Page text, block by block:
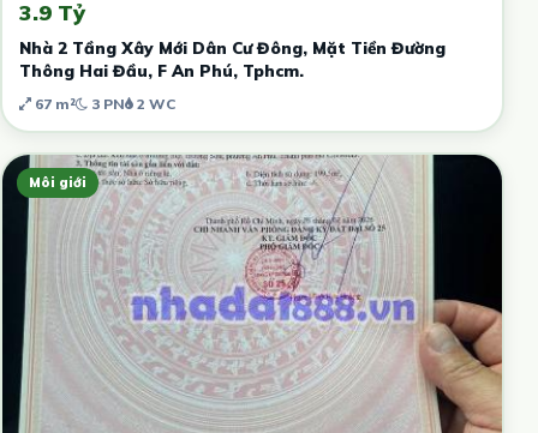
3.9 Tỷ
Nhà 2 Tầng Xây Mới Dân Cư Đông, Mặt Tiền Đường
Thông Hai Đầu, F An Phú, Tphcm.
67 m² 3 PN 2 WC
Môi giới